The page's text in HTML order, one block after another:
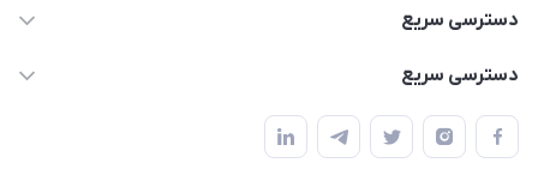
02166456492 - 09121933405
حتما با هماهنگی قبلی
دسترسی سریع
خرید کیسه خواب
چادر بادی
دسترسی سریع
چادر سرخپوستی
صندلی تاشو